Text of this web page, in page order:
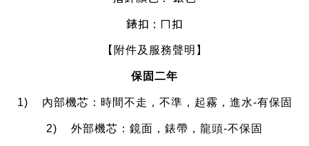
錶扣 : ㄇ扣
【附件及服務聲明】
保固二年
1) 內部機芯：時間不走，不準，起霧，進水-有保固
2) 外部機芯：鏡面，錶帶，龍頭-不保固